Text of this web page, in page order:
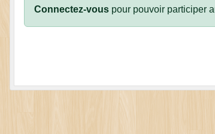
Connectez-vous pour pouvoir participer